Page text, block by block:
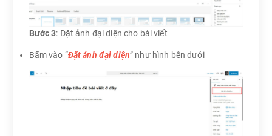
Bước 3: Đặt ảnh đại diện cho bài viết
Bấm vào “Đặt ảnh đại diện” như hình bên dưới